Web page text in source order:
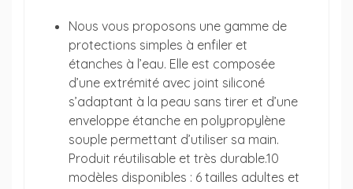
Nous vous proposons une gamme de
protections simples à enfiler et
étanches à l’eau. Elle est composée
d’une extrémité avec joint siliconé
s’adaptant à la peau sans tirer et d’une
enveloppe étanche en polypropylène
souple permettant d’utiliser sa main.
Produit réutilisable et très durable.10
modèles disponibles : 6 tailles adultes et